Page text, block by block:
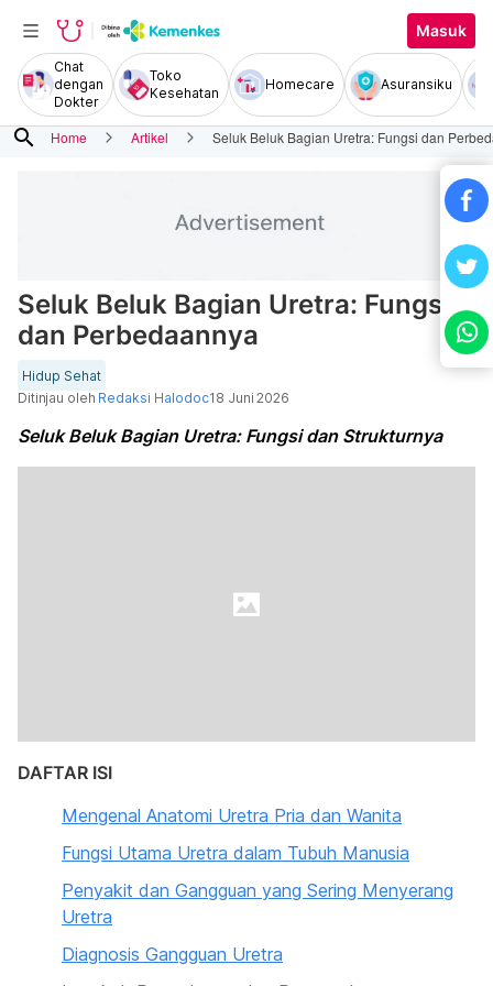
Masuk
Chat
dengan
Dokter
Toko
Kesehatan
Homecare Asuransiku
search Home Artikel Seluk Beluk Bagian Uretra: Fungsi dan
Seluk Beluk Bagian Uretra: Fungsi
dan Perbedaannya
Hidup Sehat
Ditinjau oleh Redaksi Halodoc18 Juni 2026
Seluk Beluk Bagian Uretra: Fungsi dan Strukturnya
DAFTAR ISI
Mengenal Anatomi Uretra Pria dan Wanita
Fungsi Utama Uretra dalam Tubuh Manusia
Penyakit dan Gangguan yang Sering Menyerang
Uretra
Diagnosis Gangguan Uretra